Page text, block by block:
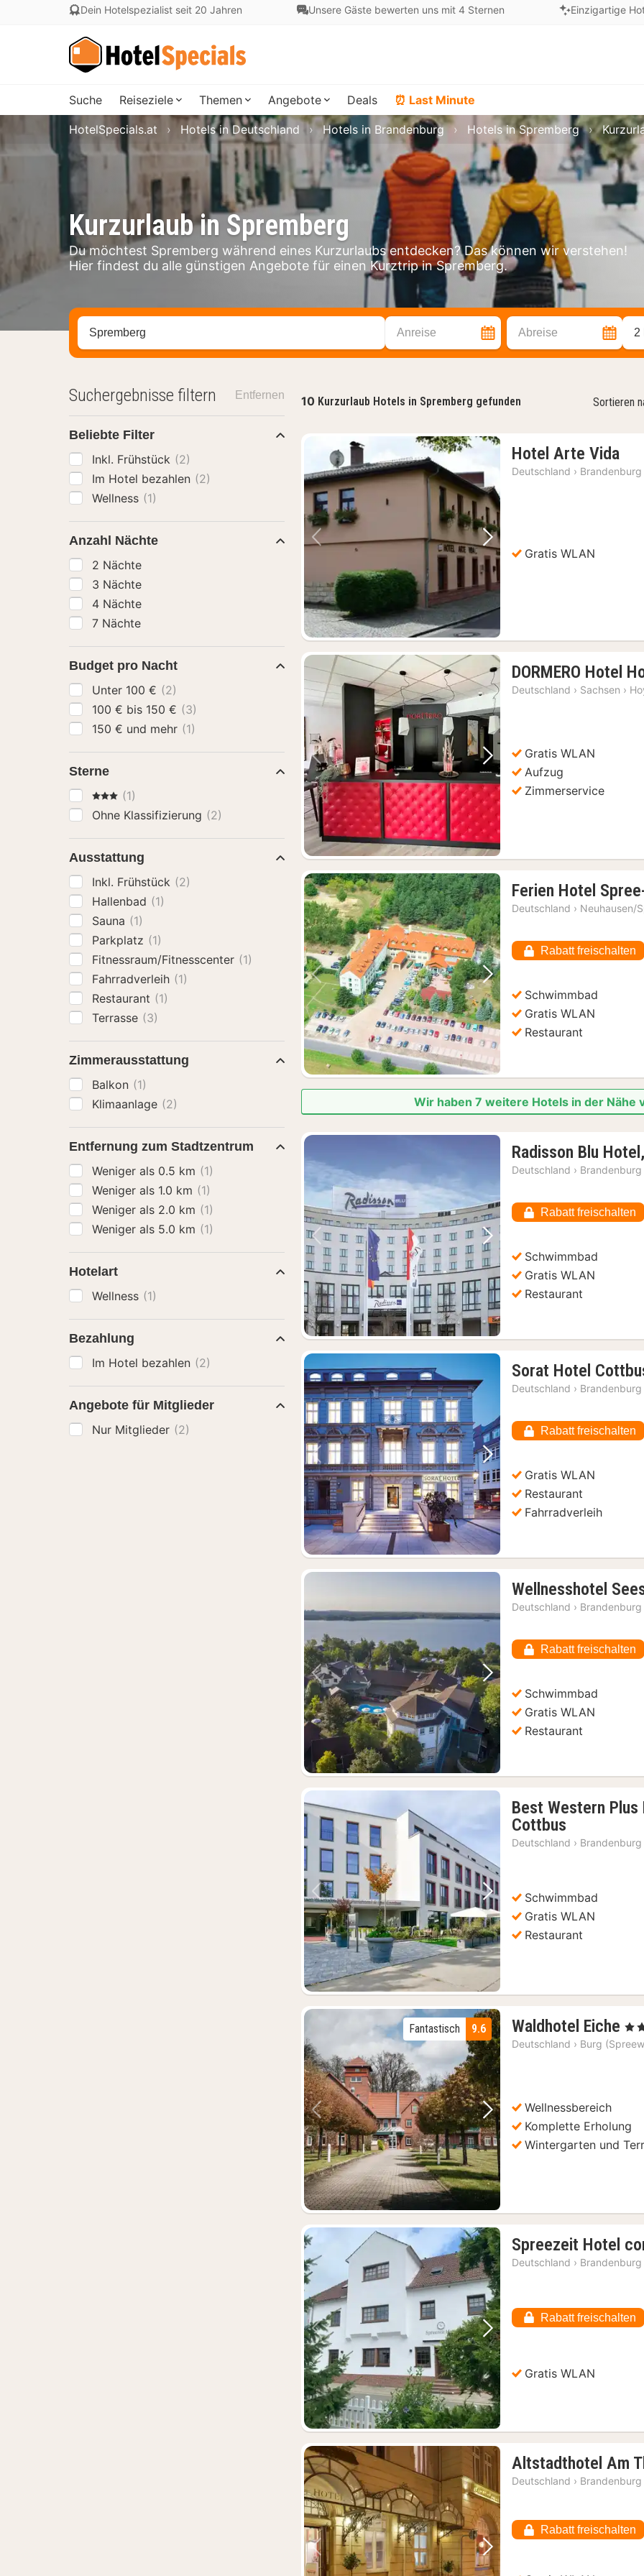
Dein Hotelspezialist seit 20 Jahren Unsere Gäste bewerten uns mit 4 Sternen Einzigartige
Suche Reiseziele Themen Angebote Deals ⏰ Last Minute
Kurzurlaub in Spremberg
Du möchtest Spremberg während eines Kurzurlaubs entdecken? Das können wir verstehen!
Hier findest du alle günstigen Angebote für einen Kurztrip in Spremberg.
HotelSpecials.at Hotels in Deutschland Hotels in Brandenburg Hotels in Spremberg
Stadt, Region oder Hotel suchen Anreise Abreise 2
10 Kurzurlaub Hotels in Spremberg gefunden Sortieren
Vorheriges Bild Nächstes Bild
Hotel Arte Vida
Deutschland › Brandenburg
Gratis WLAN
Vorheriges Bild Nächstes Bild
DORMERO Hotel
Deutschland › Sachsen ›
Gratis WLAN
Aufzug
Zimmerservice
Vorheriges Bild Nächstes Bild
Ferien Hotel
Deutschland › Neuhausen/
Rabatt freischalten
Schwimmbad
Gratis WLAN
Restaurant
Wir haben 7 weitere Hotels in der Nähe
Vorheriges Bild Nächstes Bild
Radisson Blu
Deutschland › Brandenburg
Rabatt freischalten
Schwimmbad
Gratis WLAN
Restaurant
Vorheriges Bild Nächstes Bild
Sorat Hotel
Deutschland › Brandenburg
Rabatt freischalten
Gratis WLAN
Restaurant
Fahrradverleih
Vorheriges Bild Nächstes Bild
Wellnesshotel
Deutschland › Brandenburg
Rabatt freischalten
Schwimmbad
Gratis WLAN
Restaurant
Vorheriges Bild Nächstes Bild
Best Western
Cottbus
Nacht
€
Deutschland › Brandenburg
Schwimmbad
Gratis WLAN
Restaurant
Vorheriges Bild Nächstes Bild
9.6
Fantastisch Waldhotel Eiche 1
, 4
Deutschland › Burg
Wellnessbereich
Komplette Erholung
Wintergarten und
Vorheriges Bild Nächstes Bild
Spreezeit Hotel
Deutschland › Brandenburg
Rabatt freischalten
Gratis WLAN
Vorheriges Bild Nächstes Bild
Altstadthotel Am
Deutschland › Brandenburg
Rabatt freischalten
Suchergebnisse filtern Entfernen
Beliebte Filter
Inkl. Frühstück (2)
Im Hotel bezahlen (2)
Wellness (1)
Anzahl Nächte
2 Nächte
3 Nächte
4 Nächte
7 Nächte
Budget pro Nacht
Unter 100 € (2)
100 € bis 150 € (3)
150 € und mehr (1)
Sterne
3 Sterne
(1)
Ohne Klassifizierung (2)
Ausstattung
Inkl. Frühstück (2)
Hallenbad (1)
Sauna (1)
Parkplatz (1)
Fitnessraum/Fitnesscenter (1)
Fahrradverleih (1)
Restaurant (1)
Terrasse (3)
Zimmerausstattung
Balkon (1)
Klimaanlage (2)
Entfernung zum Stadtzentrum
Weniger als 0.5 km (1)
Weniger als 1.0 km (1)
Weniger als 2.0 km (1)
Weniger als 5.0 km (1)
Hotelart
Wellness (1)
Bezahlung
Im Hotel bezahlen (2)
Angebote für Mitglieder
Nur Mitglieder (2)